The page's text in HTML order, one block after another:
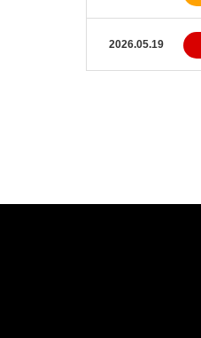
2026.05.19